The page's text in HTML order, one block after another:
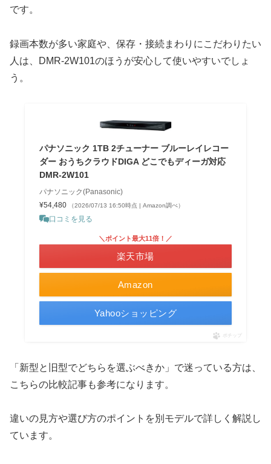
です。
録画本数が多い家庭や、保存・接続まわりにこだわりたい
人は、DMR-2W101のほうが安心して使いやすいでしょ
う。
パナソニック 1TB 2チューナー ブルーレイレコー
ダー おうちクラウドDIGA どこでもディーガ対応
DMR-2W101
パナソニック(Panasonic)
¥54,480
（2026/07/13 16:50時点 | Amazon調べ）
口コミを見る
Amazon
＼ポイント最大11倍！／
楽天市場
Yahooショッピング
ポチップ
「新型と旧型でどちらを選ぶべきか」で迷っている方は、
こちらの比較記事も参考になります。
違いの見方や選び方のポイントを別モデルで詳しく解説し
ています。